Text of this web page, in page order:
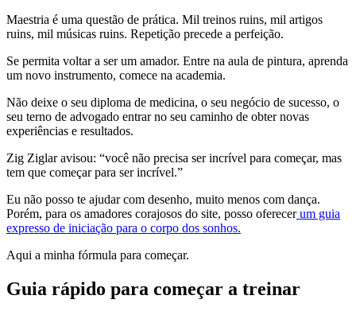
Maestria é uma questão de prática. Mil treinos ruins, mil artigos
ruins, mil músicas ruins. Repetição precede a perfeição.
Se permita voltar a ser um amador. Entre na aula de pintura, aprenda
um novo instrumento, comece na academia.
Não deixe o seu diploma de medicina, o seu negócio de sucesso, o
seu terno de advogado entrar no seu caminho de obter novas
experiências e resultados.
Zig Ziglar avisou: “você não precisa ser incrível para começar, mas
tem que começar para ser incrível.”
Eu não posso te ajudar com desenho, muito menos com dança.
Porém, para os amadores corajosos do site, posso oferecer um guia
expresso de iniciação para o corpo dos sonhos.
Aqui a minha fórmula para começar.
Guia rápido para começar a treinar